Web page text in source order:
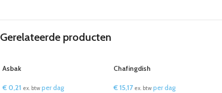
Gerelateerde producten
Asbak
€ 0,21 ex. btw per dag
Chafingdish
€15,17 ex. btw per dag